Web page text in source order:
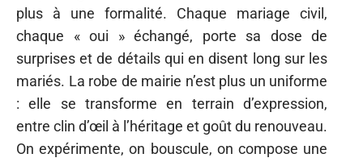
plus à une formalité. Chaque mariage civil,
chaque « oui » échangé, porte sa dose de
surprises et de détails qui en disent long sur les
mariés. La robe de mairie n’est plus un uniforme
: elle se transforme en terrain d’expression,
entre clin d’œil à l’héritage et goût du renouveau.
On expérimente, on bouscule, on compose une